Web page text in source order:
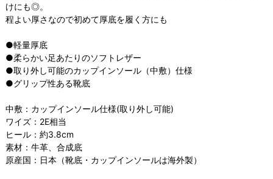
けにも◎。
程よい厚さなので初めて厚底を履く方にも
●軽量厚底
●柔らかい足あたりのソフトレザー
●取り外し可能のカップインソール（中敷）仕様
●グリップ性ある靴底
中敷：カップインソール仕様(取り外し可能)
ワイズ：2E相当
ヒール：約3.8cm
素材：牛革、合成底
原産国：日本（靴底・カップインソールは海外製）